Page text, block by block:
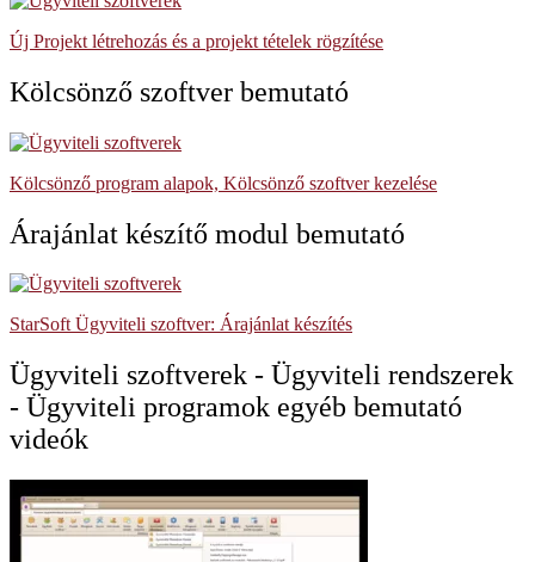
Új Projekt létrehozás és a projekt tételek rögzítése
Kölcsönző szoftver bemutató
Kölcsönző program alapok, Kölcsönző szoftver kezelése
Árajánlat készítő modul bemutató
StarSoft Ügyviteli szoftver: Árajánlat készítés
Ügyviteli szoftverek - Ügyviteli rendszerek
- Ügyviteli programok egyéb bemutató
videók